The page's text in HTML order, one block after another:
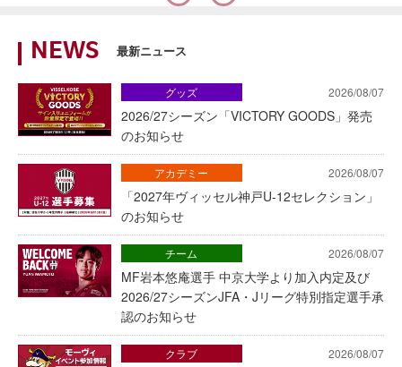
NEWS 最新ニュース
2026/08/07
2026/27シーズン「VICTORY GOODS」発売
のお知らせ
グッズ
2026/08/07
「2027年ヴィッセル神戸U-12セレクション」
のお知らせ
アカデミー
2026/08/07
MF岩本悠庵選手 中京大学より加入内定及び
2026/27シーズンJFA・Jリーグ特別指定選手承
認のお知らせ
チーム
2026/08/07
クラブ